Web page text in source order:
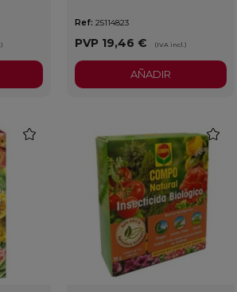
Ref: 25114823
PVP 19,46 € (IVA incl.)
AÑADIR